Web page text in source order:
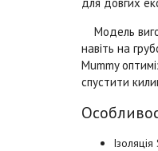
Модель
навіть на
Mummy
спустити